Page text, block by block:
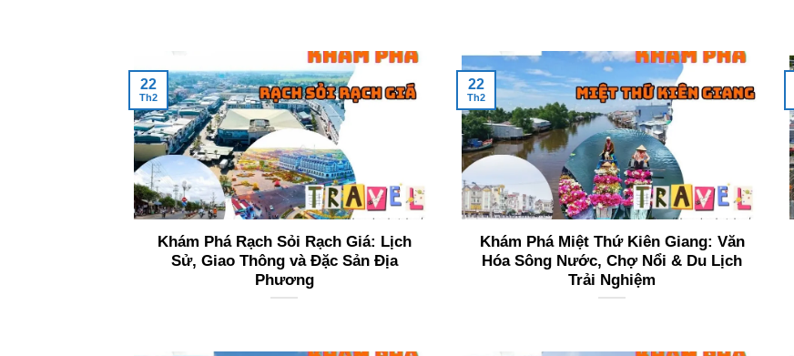
Khám Phá Rạch Sỏi Rạch Giá: Lịch
Sử, Giao Thông và Đặc Sản Địa
Phương
22
Th2
Khám Phá Miệt Thứ Kiên Giang: Văn
Hóa Sông Nước, Chợ Nổi & Du Lịch
Trải Nghiệm
22
Th2